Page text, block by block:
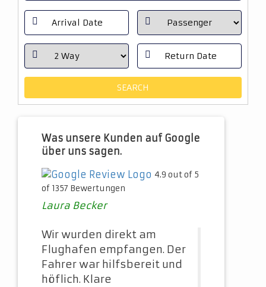
Was unsere Kunden auf Google
über uns sagen.
4.9 out of 5
of 1357 Bewertungen
Laura Becker
Wir wurden direkt am
Flughafen empfangen. Der
Fahrer war hilfsbereit und
höflich. Klare